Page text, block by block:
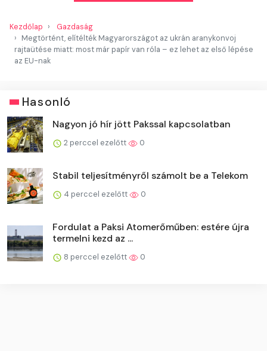
Kezdőlap
Gazdaság
Megtörtént, elítélték Magyarországot az ukrán aranykonvoj
rajtaütése miatt: most már papír van róla – ez lehet az első lépése
az EU-nak
Hasonló
Nagyon jó hír jött Pakssal kapcsolatban
2 perccel ezelőtt 0
Stabil teljesítményről számolt be a Telekom
4 perccel ezelőtt 0
Fordulat a Paksi Atomerőműben: estére újra
termelni kezd az ...
8 perccel ezelőtt 0